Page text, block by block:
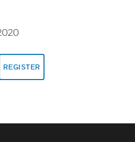
REGISTER